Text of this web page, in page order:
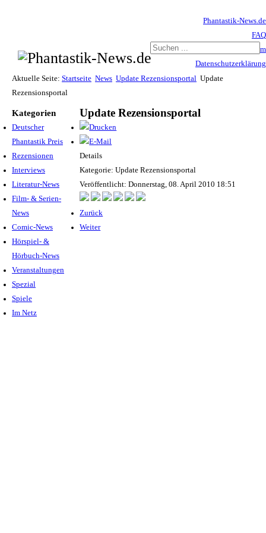
Phantastik-News.de
FAQ
Impressum
Datenschutzerklärung
Haftungsausschluss
Aktuelle Seite: Startseite News Update Rezensionsportal Update
Rezensionsportal
Kategorien
Deutscher
Phantastik Preis
Rezensionen
Interviews
Literatur-News
Film- & Serien-
News
Comic-News
Hörspiel- &
Hörbuch-News
Veranstaltungen
Spezial
Spiele
Im Netz
Update Rezensionsportal
Details
Kategorie: Update Rezensionsportal
Veröffentlicht: Donnerstag, 08. April 2010 18:51
Zurück
Weiter